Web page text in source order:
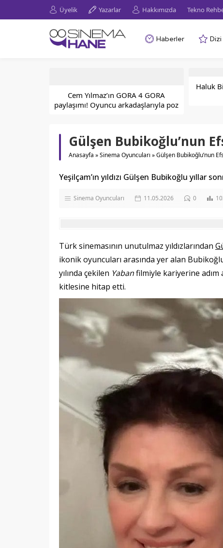
Üyelik Yazarlar Hakkımızda Tekno
Haberler Dizi
Cem Yılmaz’ın GORA 4 GORA
paylaşımı! Oyuncu arkadaşlarıyla poz
Haluk
Gülşen Bubikoğlu’nun
Anasayfa »Sinema Oyuncuları »Gülşen Bubikoğlu’nun
Yeşilçam’ın yıldızı Gülşen Bubikoğlu yıllar
Sinema Oyuncuları 11.05.2026 0
Türk sinemasının unutulmaz yıldızlarından
ikonik oyuncuları arasında yer alan
yılında çekilen Yabanfilmiyle kariyerine adım
kitlesine hitap etti.